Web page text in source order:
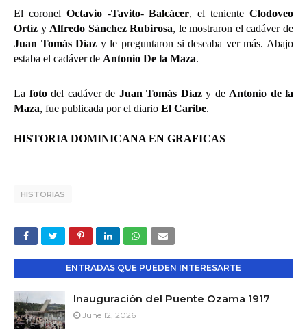
El coronel Octavio-Tavito-Balcácer, el tenienteClodoveo
Ortíz y Alfredo Sánchez Rubirosa, le mostraron el cadáver de
Juan Tomás Díaz y le preguntaron si deseaba ver más. Abajo
estaba el cadáver de Antonio De la Maza.
La fotodel cadáver de Juan Tomás Díazy de Antonio de la
Maza, fue publicada por el diario El Caribe.
HISTORIA DOMINICANA EN GRAFICAS
HISTORIAS
ENTRADAS QUE PUEDEN INTERESARTE
Inauguración del Puente Ozama 1917
June 12, 2026